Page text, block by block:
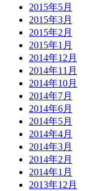
2015年5月
2015年3月
2015年2月
2015年1月
2014年12月
2014年11月
2014年10月
2014年7月
2014年6月
2014年5月
2014年4月
2014年3月
2014年2月
2014年1月
2013年12月